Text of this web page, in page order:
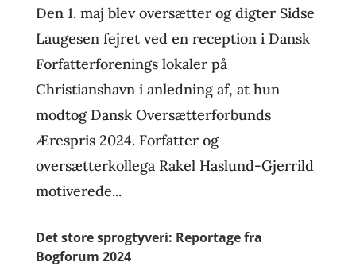
Den 1. maj blev oversætter og digter Sidse
Laugesen fejret ved en reception i Dansk
Forfatterforenings lokaler på
Christianshavn i anledning af, at hun
modtog Dansk Oversætterforbunds
Ærespris 2024. Forfatter og
oversætterkollega Rakel Haslund-Gjerrild
motiverede...
Det store sprogtyveri: Reportage fra
Bogforum 2024